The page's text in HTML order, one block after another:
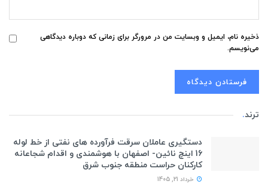
ذخیره نام، ایمیل و وبسایت من در مرورگر برای زمانی که دوباره دیدگاهی
می‌نویسم.
ترند.
دستگیری عاملان سرقت فرآورده های نفتی از خط لوله
16 اینچ نائین- اصفهان با هوشمندی و اقدام شجاعانه
کارکنان حراست منطقه جنوب شرق
خرداد 21, 1405